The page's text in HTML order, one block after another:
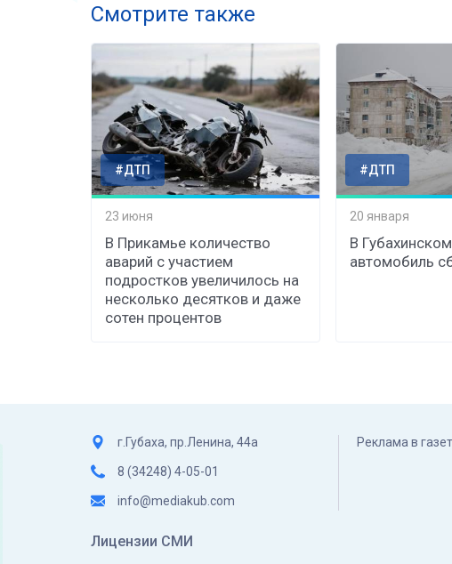
Смотрите также
#ДТП
23 июня
В Прикамье количество
аварий с участием
подростков увеличилось на
несколько десятков и даже
сотен процентов
#ДТП
20 января
В
автомобиль
г.Губаха, пр.Ленина, 44а
8 (34248) 4-05-01
info@mediakub.com
Реклама в
Лицензии СМИ